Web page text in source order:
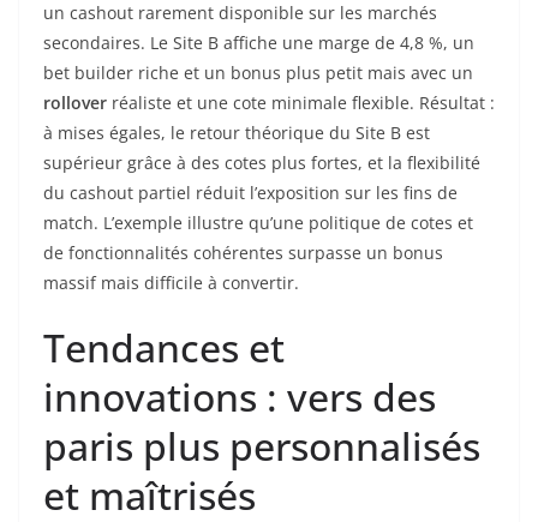
un cashout rarement disponible sur les marchés
secondaires. Le Site B affiche une marge de 4,8 %, un
bet builder riche et un bonus plus petit mais avec un
rollover réaliste et une cote minimale flexible. Résultat :
à mises égales, le retour théorique du Site B est
supérieur grâce à des cotes plus fortes, et la flexibilité
du cashout partiel réduit l’exposition sur les fins de
match. L’exemple illustre qu’une politique de cotes et
de fonctionnalités cohérentes surpasse un bonus
massif mais difficile à convertir.
Tendances et
innovations : vers des
paris plus personnalisés
et maîtrisés